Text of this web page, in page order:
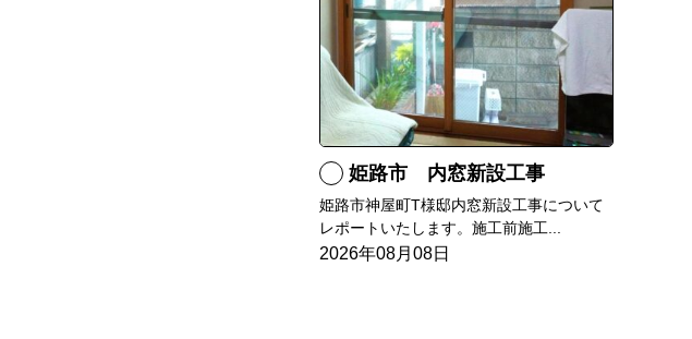
姫路市 内窓新設工事
姫路市神屋町T様邸内窓新設工事について
レポートいたします。施工前施工...
2026年08月08日